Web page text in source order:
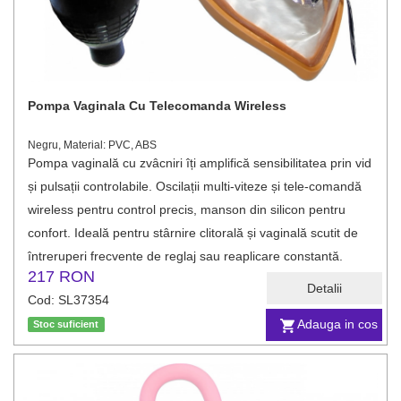
Adauga in cos
Detalii
Pompa Vaginala Cu Telecomanda Wireless
Negru, Material: PVC, ABS
Pompa vaginală cu zvâcniri îți amplifică sensibilitatea prin vid
și pulsații controlabile. Oscilații multi‑viteze și tele-comandă
wireless pentru control precis, manson din silicon pentru
confort. Ideală pentru stârnire clitorală și vaginală scutit de
întreruperi frecvente de reglaj sau reaplicare constantă.
217 RON
Cod: SL37354
Stoc suficient